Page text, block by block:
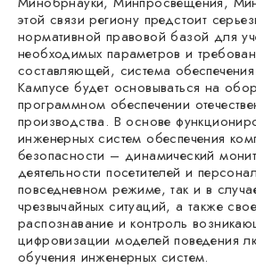
этой связи региону предстоит
нормативной правовой базой для
необходимых параметров и
составляющей, система
Кампусе будет основываться на
программном обеспечении
производства. В основе
инженерных систем обеспечения
безопасности – динамический
деятельности посетителей и
повседневном режиме, так и в
чрезвычайных ситуаций, а также
распознавание и контроль
цифровизации моделей поведения
обучения инженерных систем.